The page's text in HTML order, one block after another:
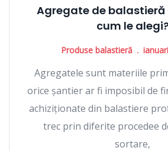
Agregate de balastieră
cum le
Produse balastieră
Agregatele sunt materiile
orice șantier ar fi imposibil de
achiziționate din balastiere
trec prin diferite procedee
sortare,